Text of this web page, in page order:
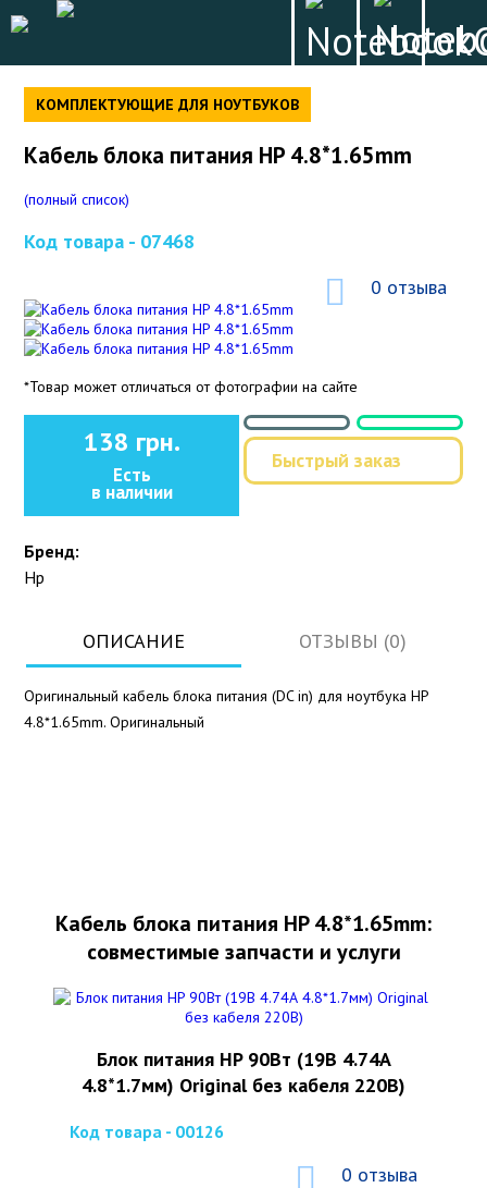
КОМПЛЕКТУЮЩИЕ ДЛЯ НОУТБУКОВ
Кабель блока питания HP 4.8*1.65mm
(полный список)
Код товара - 07468
0 отзыва
*Товар может отличаться от фотографии на сайте
138 грн.
Есть
в наличии
Быстрый заказ
Бренд:
Hp
ОПИСАНИЕ ОТЗЫВЫ (0)
Оригинальный кабель блока питания (DC in) для ноутбука HP
4.8*1.65mm. Оригинальный
Кабель блока питания HP 4.8*1.65mm:
совместимые запчасти и услуги
Блок питания HP 90Вт (19В 4.74А
4.8*1.7мм) Original без кабеля 220В)
Код товара - 00126
0 отзыва